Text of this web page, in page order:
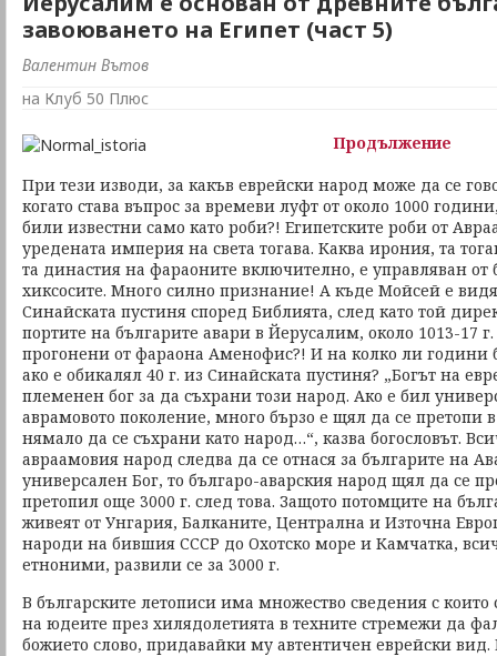
завоюването на Египет (част 5)
Валентин Вътов
на Клуб 50 Плюс
Продължение
При тези изводи, за какъв еврейски народ може да се
когато става въпрос за времеви луфт от около 1000
били известни само като роби?! Египетските роби от
уредената империя на света тогава. Каква ирония, та
та династия на фараоните включително, е управляван от
хиксосите. Много силно признание! А къде Мойсей е
Синайската пустиня според Библията, след като той
портите на българите авари в Йерусалим, около 1013-17 г.
прогонени от фараона Аменофис?! И на колко ли
ако е обикалял 40 г. из Синайската пустиня? „Богът на
племенен бог за да съхрани този народ. Ако е бил
аврамовото поколение, много бързо е щял да се претопи
нямало да се съхрани като народ…“, казва богословът.
авраамовия народ следва да се отнася за българите на
универсален Бог, то българо-аварския народ щял да се
претопил още 3000 г. след това. Защото потомците на
живеят от Унгария, Балканите, Централна и Източна
народи на бившия СССР до Охотско море и Камчатка,
етноними, развили се за 3000 г.
В българските летописи има множество сведения с които
на юдеите през хилядолетията в техните стремежи да
божието слово, придавайки му автентичен еврейски